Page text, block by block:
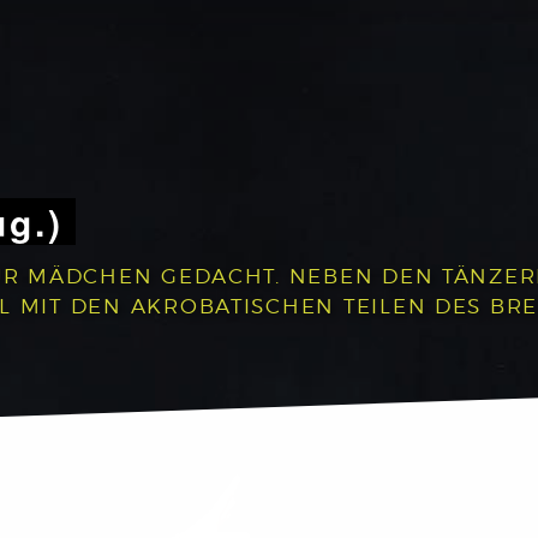
MÄDCHEN GEDACHT. NEBEN DEN
MIT DEN AKROBATISCHEN TEILEN DES